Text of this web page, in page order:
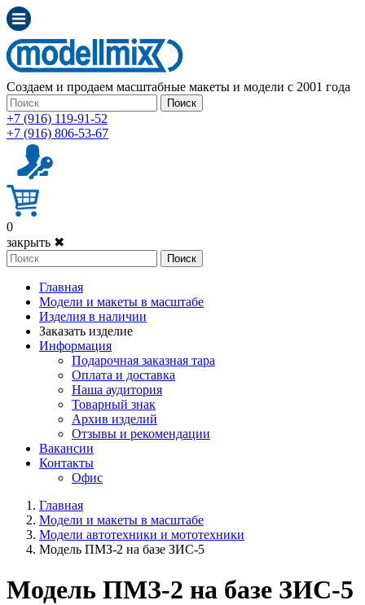
Создаем и продаем масштабные макеты и модели с 2001 года
Поиск
+7 (916) 119-91-52
+7 (916) 806-53-67
0
закрыть ✖
Поиск
Главная
Модели и макеты в масштабе
Изделия в наличии
Заказать изделие
Информация
Подарочная заказная тара
Оплата и доставка
Наша аудитория
Товарный знак
Архив изделий
Отзывы и рекомендации
Вакансии
Контакты
Офис
Главная
Модели и макеты в масштабе
Модели автотехники и мототехники
Модель ПМЗ-2 на базе ЗИС-5
Модель ПМЗ-2 на базе ЗИС-5